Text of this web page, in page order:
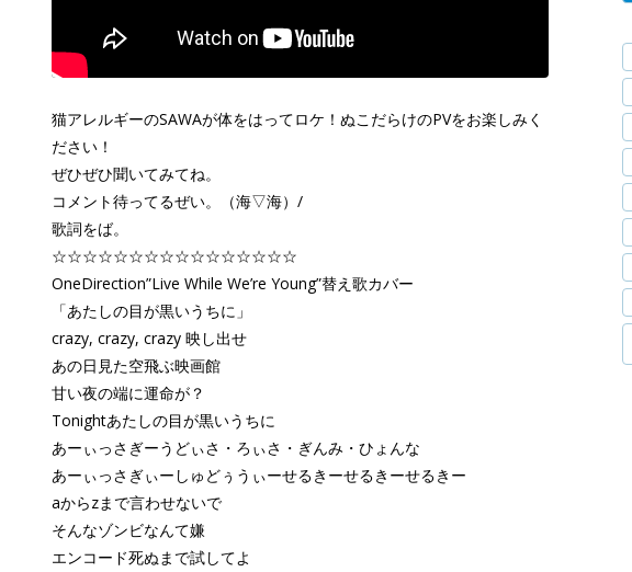
猫アレルギーのSAWAが体をはってロケ！ぬこだらけのPVをお楽しみく
ださい！
ぜひぜひ聞いてみてね。
コメント待ってるぜい。（海▽海）/
歌詞をば。
☆☆☆☆☆☆☆☆☆☆☆☆☆☆☆☆
OneDirection”Live While We’re Young”替え歌カバー
「あたしの目が黒いうちに」
crazy, crazy, crazy 映し出せ
あの日見た空飛ぶ映画館
甘い夜の端に運命が？
Tonightあたしの目が黒いうちに
あーぃっさぎーうどぃさ・ろぃさ・ぎんみ・ひょんな
あーぃっさぎぃーしゅどぅうぃーせるきーせるきーせるきー
aからzまで言わせないで
そんなゾンビなんて嫌
エンコード死ぬまで試してよ